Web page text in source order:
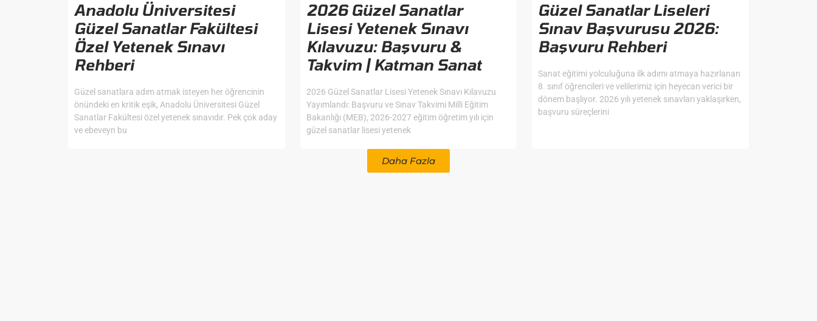
Anadolu Üniversitesi
Güzel Sanatlar Fakültesi
Özel Yetenek Sınavı
Rehberi
Güzel sanatlara adım atmak isteyen her öğrencinin
önündeki en kritik eşik, Anadolu Üniversitesi Güzel
Sanatlar Fakültesi özel yetenek sınavıdır. Pek çok aday
ve ebeveyn bu
2026 Güzel Sanatlar
Lisesi Yetenek Sınavı
Kılavuzu: Başvuru &
Takvim | Katman Sanat
2026 Güzel Sanatlar Lisesi Yetenek Sınavı Kılavuzu
Yayımlandı: Başvuru ve Sınav Takvimi Milli Eğitim
Bakanlığı (MEB), 2026-2027 eğitim öğretim yılı için
güzel sanatlar lisesi yetenek
Güzel Sanatlar Liseleri
Sınav Başvurusu 2026:
Başvuru Rehberi
Sanat eğitimi yolculuğuna ilk adımı atmaya hazırlanan
8. sınıf öğrencileri ve velilerimiz için heyecan verici bir
dönem başlıyor. 2026 yılı yetenek sınavları yaklaşırken,
başvuru süreçlerini
Daha Fazla